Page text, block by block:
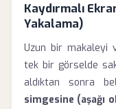
Kaydırmalı
Yakalama)
Uzun bir makaleyi
tek bir görselde
aldıktan sonra
simgesine (aşağı